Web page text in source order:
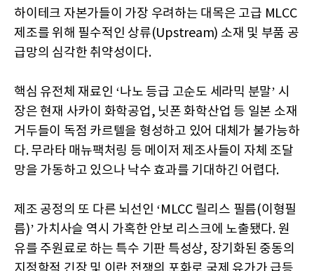
하이테크 자본가들이 가장 우려하는 대목은 고급 MLCC
제조를 위해 필수적인 상류(Upstream) 소재 및 부품 공
급망의 심각한 취약성이다.
핵심 유전체 재료인 ‘나노 등급 고순도 세라믹 분말’ 시
장은 현재 사카이 화학공업, 닛폰 화학산업 등 일본 소재
거두들이 독점 카르텔을 형성하고 있어 대체가 불가능하
다. 무라타 매뉴팩처링 등 메이저 제조사들이 자체 조달
망을 가동하고 있으나 낙수 효과를 기대하긴 어렵다.
제조 공정의 또 다른 뇌선인 ‘MLCC 릴리스 필름(이형필
름)’ 가치사슬 역시 가혹한 안보 리스크에 노출됐다. 원
유를 주원료로 하는 특수 기판 특성상, 장기화된 중동의